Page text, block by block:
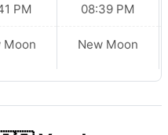
PM
Moon
08:39 PM
New Moon